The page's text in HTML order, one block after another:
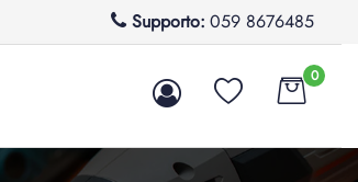
Supporto: 059 8676485
0